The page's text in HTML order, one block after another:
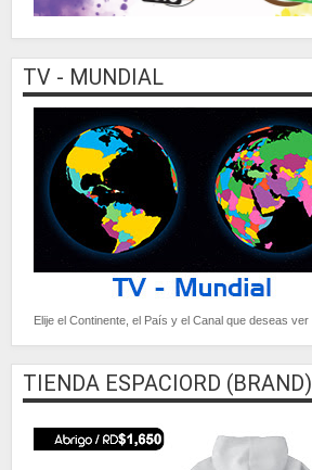
TV - MUNDIAL
Elije el Continente, el País y el Canal que deseas ver
TIENDA ESPACIORD (BRAND)